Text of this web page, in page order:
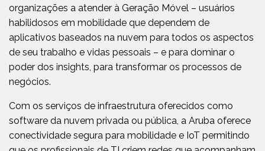
organizações a atender à Geração Móvel – usuários
habilidosos em mobilidade que dependem de
aplicativos baseados na nuvem para todos os aspectos
de seu trabalho e vidas pessoais – e para dominar o
poder dos insights, para transformar os processos de
negócios.
Com os serviços de infraestrutura oferecidos como
software da nuvem privada ou pública, a Aruba oferece
conectividade segura para mobilidade e IoT permitindo